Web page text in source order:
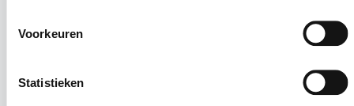
Voorkeuren
Statistieken